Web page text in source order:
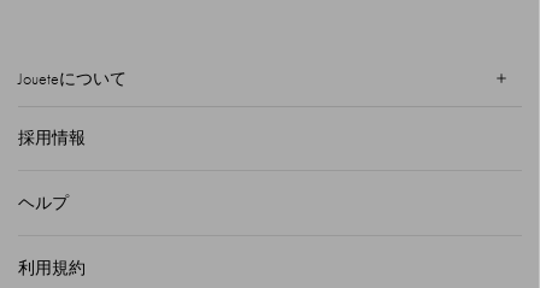
Joueteについて
採用情報
ヘルプ
利用規約